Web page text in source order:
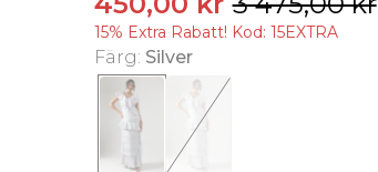
15% Extra Rabatt! Kod: 15EXTRA
Färg: Silver